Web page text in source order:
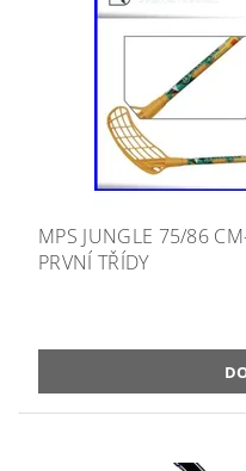
MPS JUNGLE 75/86
PRVNÍ TŘÍDY